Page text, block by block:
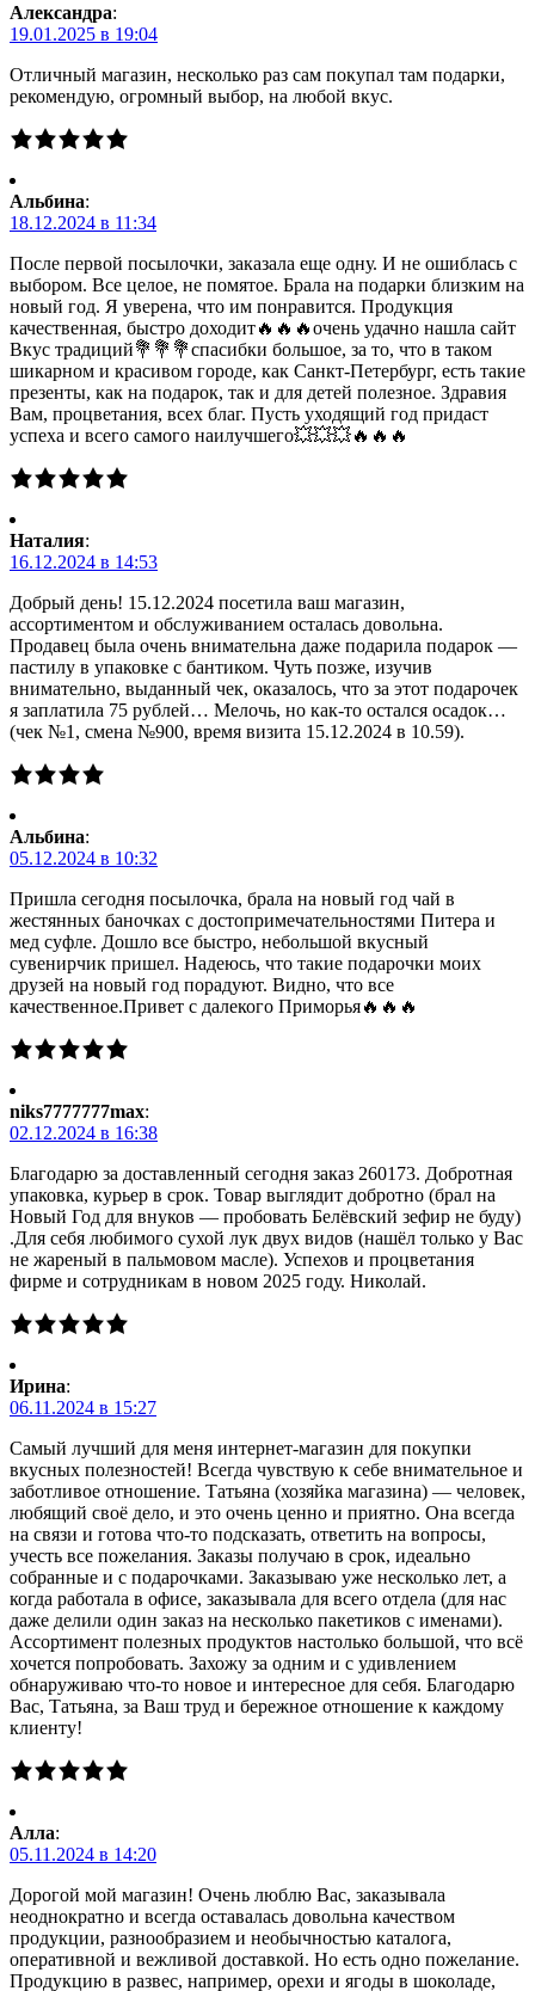
Александра:
19.01.2025 в 19:04
Отличный магазин, несколько раз сам покупал там подарки,
рекомендую, огромный выбор, на любой вкус.
Альбина:
18.12.2024 в 11:34
После первой посылочки, заказала еще одну. И не ошиблась с
выбором. Все целое, не помятое. Брала на подарки близким на
новый год. Я уверена, что им понравится. Продукция
качественная, быстро доходит🔥🔥🔥очень удачно нашла сайт
Вкус традиций💐💐💐спасибки большое, за то, что в таком
шикарном и красивом городе, как Санкт-Петербург, есть такие
презенты, как на подарок, так и для детей полезное. Здравия
Вам, процветания, всех благ. Пусть уходящий год придаст
успеха и всего самого наилучшего💥💥💥🔥🔥🔥
Наталия:
16.12.2024 в 14:53
Добрый день! 15.12.2024 посетила ваш магазин,
ассортиментом и обслуживанием осталась довольна.
Продавец была очень внимательна даже подарила подарок —
пастилу в упаковке с бантиком. Чуть позже, изучив
внимательно, выданный чек, оказалось, что за этот подарочек
я заплатила 75 рублей… Мелочь, но как-то остался осадок…
(чек №1, смена №900, время визита 15.12.2024 в 10.59).
Альбина:
05.12.2024 в 10:32
Пришла сегодня посылочка, брала на новый год чай в
жестянных баночках с достопримечательностями Питера и
мед суфле. Дошло все быстро, небольшой вкусный
сувенирчик пришел. Надеюсь, что такие подарочки моих
друзей на новый год порадуют. Видно, что все
качественное.Привет с далекого Приморья🔥🔥🔥
niks7777777max:
02.12.2024 в 16:38
Благодарю за доставленный сегодня заказ 260173. Добротная
упаковка, курьер в срок. Товар выглядит добротно (брал на
Новый Год для внуков — пробовать Белёвский зефир не буду)
.Для себя любимого сухой лук двух видов (нашёл только у Вас
не жареный в пальмовом масле). Успехов и процветания
фирме и сотрудникам в новом 2025 году. Николай.
Ирина:
06.11.2024 в 15:27
Самый лучший для меня интернет-магазин для покупки
вкусных полезностей! Всегда чувствую к себе внимательное и
заботливое отношение. Татьяна (хозяйка магазина) — человек,
любящий своё дело, и это очень ценно и приятно. Она всегда
на связи и готова что-то подсказать, ответить на вопросы,
учесть все пожелания. Заказы получаю в срок, идеально
собранные и с подарочками. Заказываю уже несколько лет, а
когда работала в офисе, заказывала для всего отдела (для нас
даже делили один заказ на несколько пакетиков с именами).
Ассортимент полезных продуктов настолько большой, что всё
хочется попробовать. Захожу за одним и с удивлением
обнаруживаю что-то новое и интересное для себя. Благодарю
Вас, Татьяна, за Ваш труд и бережное отношение к каждому
клиенту!
Алла:
05.11.2024 в 14:20
Дорогой мой магазин! Очень люблю Вас, заказывала
неоднократно и всегда оставалась довольна качеством
продукции, разнообразием и необычностью каталога,
оперативной и вежливой доставкой. Но есть одно пожелание.
Продукцию в развес, например, орехи и ягоды в шоколаде,